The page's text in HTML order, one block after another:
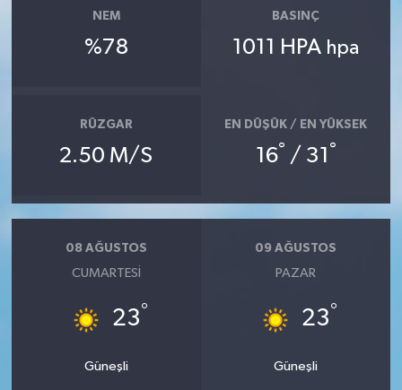
NEM
%78
BASINÇ
1011 HPA hpa
RÜZGAR
2.50 M/S
EN DÜŞÜK / EN YÜKSEK
16° / 31 °
08 AĞUSTOS
CUMARTESI
23°
Güneşli
09 AĞUSTOS
PAZAR
23°
Güneşli